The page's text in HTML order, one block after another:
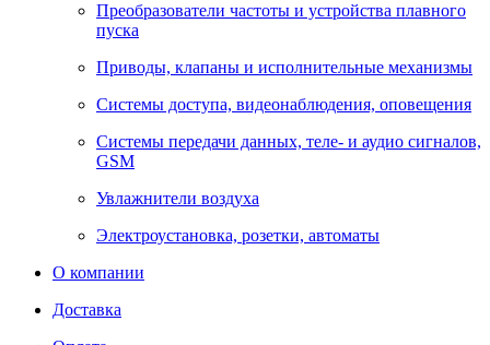
Преобразователи частоты и устройства плавного
пуска
Приводы, клапаны и исполнительные механизмы
Системы доступа, видеонаблюдения, оповещения
Системы передачи данных, теле- и аудио сигналов,
GSM
Увлажнители воздуха
Электроустановка, розетки, автоматы
О компании
Доставка